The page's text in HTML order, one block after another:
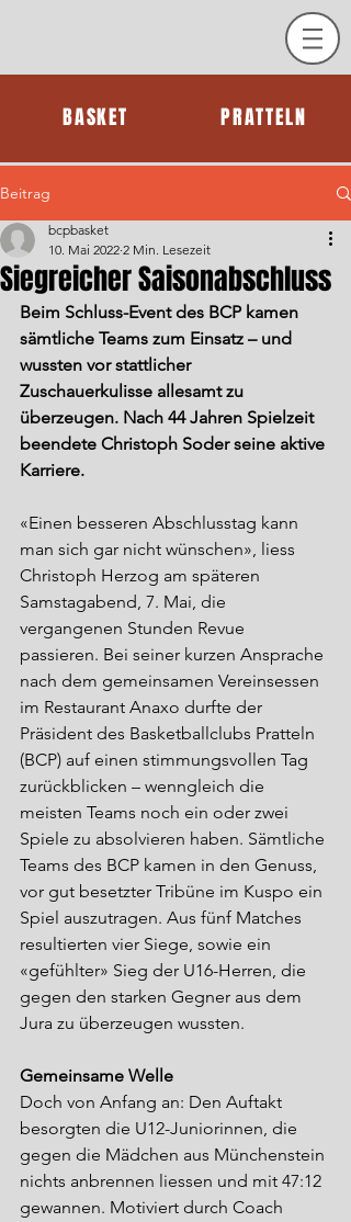
PRATTELN
BASKET
Beitrag
Siegreicher Saisonabschluss
bcpbasket
10. Mai 2022 2 Min. Lesezeit
Beim Schluss-Event des BCP kamen
sämtliche Teams zum Einsatz – und
wussten vor stattlicher
Zuschauerkulisse allesamt zu
überzeugen. Nach 44 Jahren Spielzeit
beendete Christoph Soder seine aktive
Karriere.
«Einen besseren Abschlusstag kann
man sich gar nicht wünschen», liess
Christoph Herzog am späteren
Samstagabend, 7. Mai, die
vergangenen Stunden Revue
passieren. Bei seiner kurzen Ansprache
nach dem gemeinsamen Vereinsessen
im Restaurant Anaxo durfte der
Präsident des Basketballclubs Pratteln
(BCP) auf einen stimmungsvollen Tag
zurückblicken – wenngleich die
meisten Teams noch ein oder zwei
Spiele zu absolvieren haben. Sämtliche
Teams des BCP kamen in den Genuss,
vor gut besetzter Tribüne im Kuspo ein
Spiel auszutragen. Aus fünf Matches
resultierten vier Siege, sowie ein
«gefühlter» Sieg der U16-Herren, die
gegen den starken Gegner aus dem
Jura zu überzeugen wussten.
Gemeinsame Welle
Doch von Anfang an: Den Auftakt
besorgten die U12-Juniorinnen, die
gegen die Mädchen aus Münchenstein
nichts anbrennen liessen und mit 47:12
gewannen. Motiviert durch Coach